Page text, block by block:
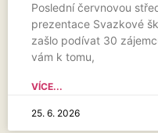
Poslední červnovou
prezentace Svazkové
zašlo podívat 30
vám k tomu,
VÍCE...
25. 6. 2026